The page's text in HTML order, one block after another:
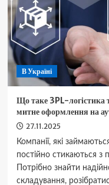
G
CAR
Service
В Україні
Що таке 3PL-логістика
митне оформлення на
27.11.2025
Компанії, які
постійно стикаються з
Потрібно знайти
складування,